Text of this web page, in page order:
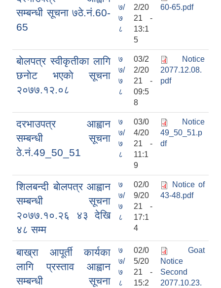
सम्बन्धी सूचना ७ठे‍‍.नं.60-
65
७/
७
८
2/20
21 -
13:1
5
60-65.pdf
बाेलपत्र स्वीकृतीका लागि
छनाेट भएकाे सूचना
२०७७.१२.०८
७
७/
७
८
03/2
2/20
21 -
09:5
8
Notice
2077.12.08.
pdf
दरभाउपत्र आह्वान
सम्बन्धी सूचना
ठे‍‍.नं.49_50_51
७
७/
७
८
03/0
4/20
21 -
11:1
9
Notice
49_50_51.p
df
शिलबन्दी बाेलपत्र आह्वान
सम्बन्धी सूचना
२०७७.१०.२६ ४३ देखि
४८ सम्म
७
७/
७
८
02/0
9/20
21 -
17:1
4
Notice of
43-48.pdf
बाख्रा आपूर्ती कार्यका
लागि प्रस्ताव आह्वान
सम्बन्धी सूचना
७
७/
७
८
02/0
5/20
21 -
15:2
Goat
Notice
Second
2077.10.23.